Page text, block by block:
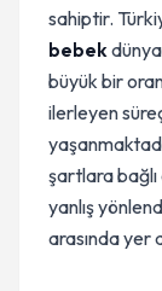
sahiptir.
bebek
büyük bir
ilerleyen
şartlara bağlı
yanlış
arasında yer